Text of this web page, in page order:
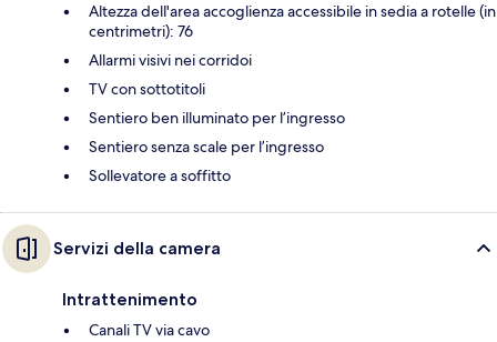
Altezza dell'area accoglienza accessibile in sedia a rotelle (in
centrimetri): 76
Allarmi visivi nei corridoi
TV con sottotitoli
Sentiero ben illuminato per l’ingresso
Sentiero senza scale per l’ingresso
Sollevatore a soffitto
Servizi della camera
Intrattenimento
Canali TV via cavo